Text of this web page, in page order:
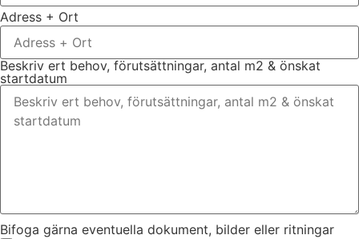
Adress + Ort
Beskriv ert behov, förutsättningar, antal m2 & önskat
startdatum
Bifoga gärna eventuella dokument, bilder eller ritningar